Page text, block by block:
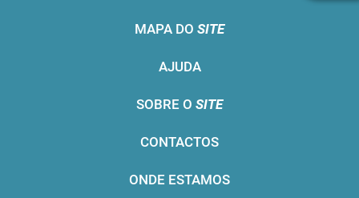
MAPA DO SITE
AJUDA
SOBRE O SITE
CONTACTOS
ONDE ESTAMOS